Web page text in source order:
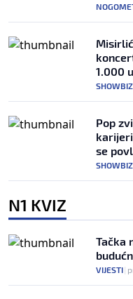
1.000
SHOWBIZ
Pop
se
SHOWBIZ
N1 KVIZ
Tačka
VIJESTI|